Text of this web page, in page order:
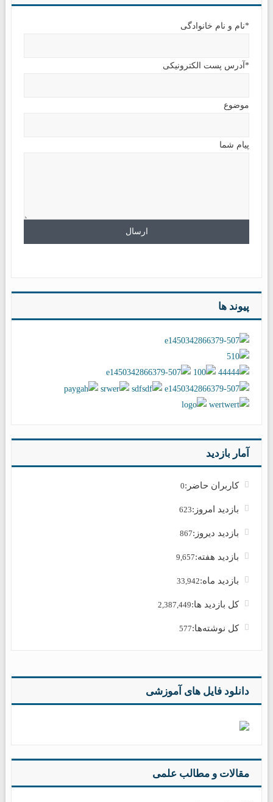
*نام و نام خانوادگی
*آدرس پست الکترونیکی
موضوع
پیام شما
پیوند ها
آمار بازدید
کاربران حاضر:0
بازدید امروز:623
بازدید دیروز:867
بازدید هفته:9,657
بازدید ماه:33,942
کل بازدید ها:2,387,449
کل نوشته‌ها:577
دانلود فایل های آموزشی
مقالات و مطالب علمی